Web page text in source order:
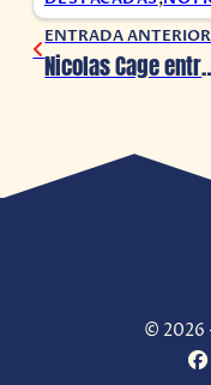
ENTRADA ANTERIOR
Nicolas Cage
© 2026